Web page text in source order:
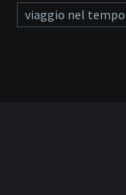
viaggio nel tempo